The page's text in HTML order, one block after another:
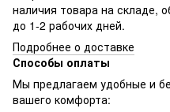
наличия товара на складе,
до 1-2 рабочих дней.
Подробнее о доставке
Способы оплаты
Мы предлагаем удобные и
вашего комфорта: